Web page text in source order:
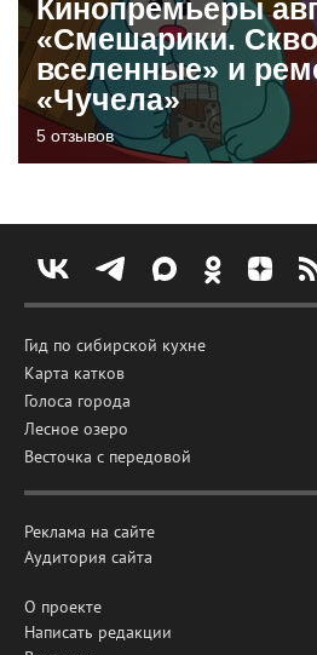
Кинопремьеры
«Смешарики.
вселенные» и
«Чучела»
5 отзывов
Гид по сибирской кухне
Карта катков
Голоса города
Лесное озеро
Весточка с передовой
Реклама на сайте
Аудитория сайта
О проекте
Написать редакции